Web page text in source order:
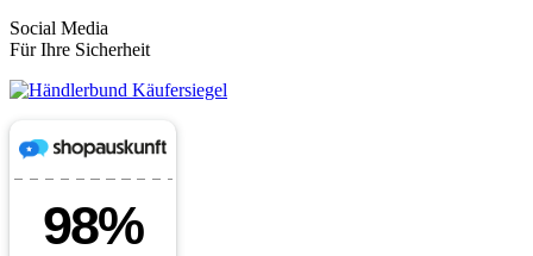
Social Media
Für Ihre Sicherheit